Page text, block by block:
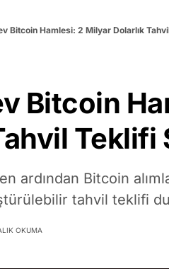
Bitcoin Hamlesi: 2 Milyar Dolarlık
Bitcoin
Teklifi
ardından Bitcoin
tahvil teklifi
OKUMA